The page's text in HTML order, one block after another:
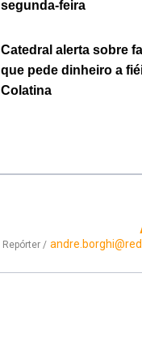
segunda-feira
Catedral alerta sobre
que pede dinheiro a
Colatina
Repórter /